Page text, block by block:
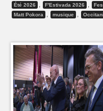
Été 2026 , F'Estivada 2026 ,
Matt Pokora , musique ,